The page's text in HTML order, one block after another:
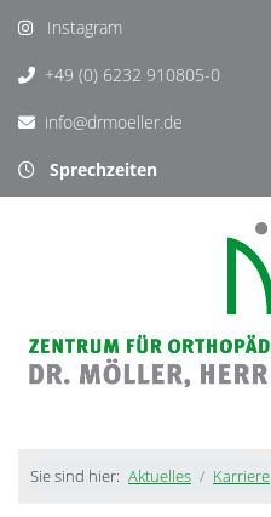
Instagram
+49 (0) 6232 910805-0
info@drmoeller.de
Sprechzeiten
Sie sind hier: Aktuelles Karriere